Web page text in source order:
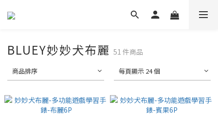
BLUEY妙妙犬布麗 51 件商品
商品排序 每頁顯示 24 個